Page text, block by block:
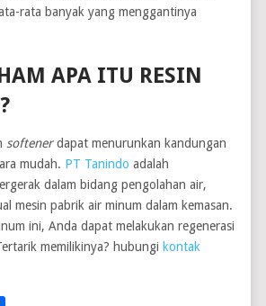
rata banyak yang menggantinya
APA ITU RESIN
softenerdapat menurunkan kandungan
mudah. PT Tanindo adalah
dalam bidang pengolahan air,
mesin pabrik air minum dalam kemasan.
ini, Anda dapat melakukan regenerasi
memilikinya? hubungi kontak